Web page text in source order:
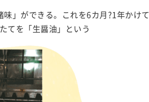
」ができる。これを6カ月?1年かけて
てを「生醤油」という